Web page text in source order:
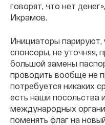
говорят, что нет
Икрамов.
Инициаторы парируют,
спонсоры, не уточняя,
большой замены
проводить вообще не
потребуется никаких
есть наши посольства
международных
поменять флаг на